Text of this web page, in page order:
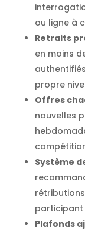
ou ligne à
Retraits
en moins
propre
Offres
nouvelles
Système
Plafonds